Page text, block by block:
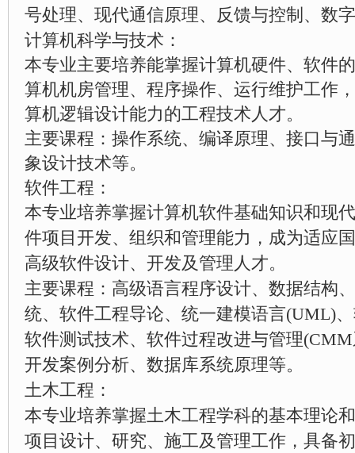
号处理、现代通信原理、反馈与控制、数
计算机科学与技术：
本专业主要培养能掌握计算机硬件、软件
算机机房管理、程序操作、运行维护工作
算机逻辑设计能力的工程技术人才。
主要课程：操作系统、编译原理、接口与
象设计技术等。
软件工程：
本专业培养掌握计算机软件基础知识和现
件项目开发、组织和管理能力，成为适应
高级软件设计、开发及管理人才。
主要课程：高级语言程序设计、数据结构
统、软件工程导论、统一建模语言(UML)
软件测试技术、软件过程改进与管理
开发案例分析、数据库系统原理等。
土木工程：
本专业培养掌握土木工程学科的基本理论
项目设计、研究、施工及管理工作，具备